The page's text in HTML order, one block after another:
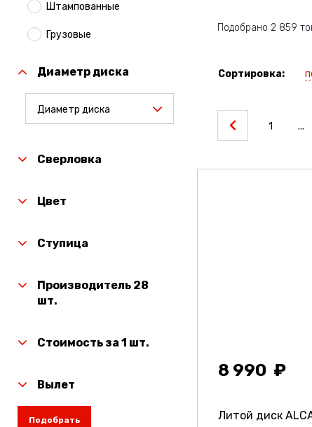
Штампованные
Грузовые
Диаметр диска
Диаметр диска
Сверловка
Цвет
Ступица
Производитель 28
шт.
Стоимость за 1 шт.
Вылет
Подобрать
Подобрано 2 859
Сортировка:
1 ...
8 990
Литой диск